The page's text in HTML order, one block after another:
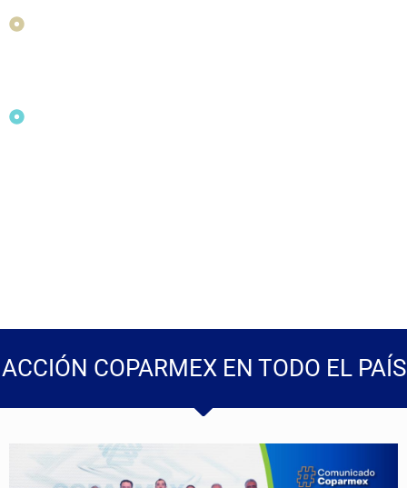
ACCIÓN COPARMEX EN TODO EL PAÍS